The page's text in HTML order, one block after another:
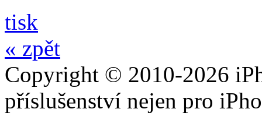
tisk
« zpět
Copyright © 2010-2026
příslušenství nejen pro